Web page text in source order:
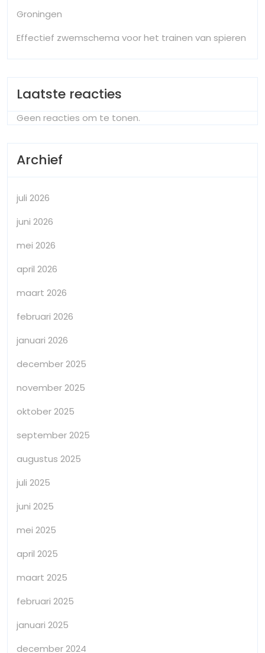
Groningen
Effectief zwemschema voor het trainen van spieren
Laatste reacties
Geen reacties om te tonen.
Archief
juli 2026
juni 2026
mei 2026
april 2026
maart 2026
februari 2026
januari 2026
december 2025
november 2025
oktober 2025
september 2025
augustus 2025
juli 2025
juni 2025
mei 2025
april 2025
maart 2025
februari 2025
januari 2025
december 2024